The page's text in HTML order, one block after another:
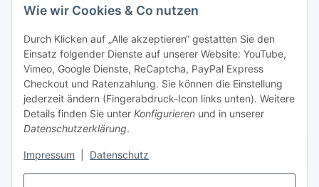
Wie wir Cookies & Co nutzen
Durch Klicken auf „Alle akzeptieren“ gestatten Sie den
Einsatz folgender Dienste auf unserer Website: YouTube,
Vimeo, Google Dienste, ReCaptcha, PayPal Express
Checkout und Ratenzahlung. Sie können die Einstellung
jederzeit ändern (Fingerabdruck-Icon links unten). Weitere
Details finden Sie unter Konfigurieren und in unserer
Datenschutzerklärung.
Impressum Datenschutz
Unsere Seiten
Social Media
Vertrag widerrufen